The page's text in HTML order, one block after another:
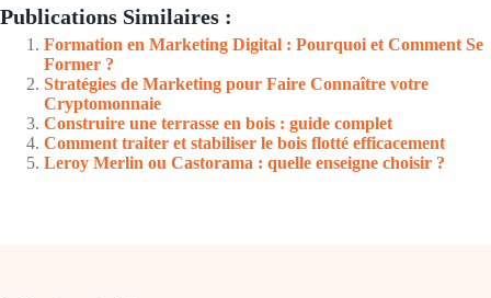
Publications Similaires :
Formation en Marketing Digital : Pourquoi et Comment Se
Former ?
Stratégies de Marketing pour Faire Connaître votre
Cryptomonnaie
Construire une terrasse en bois : guide complet
Comment traiter et stabiliser le bois flotté efficacement
Leroy Merlin ou Castorama : quelle enseigne choisir ?